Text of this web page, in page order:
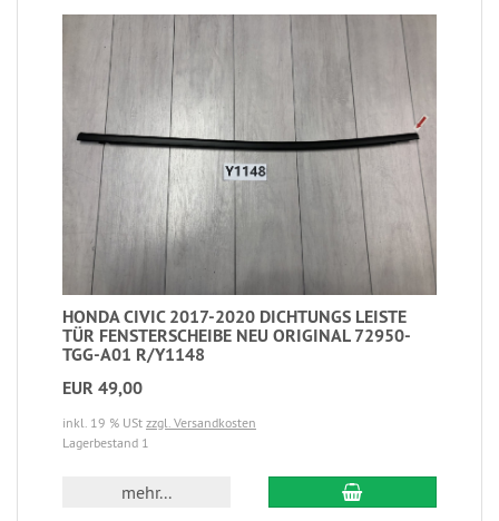
HONDA CIVIC 2017-2020 DICHTUNGS LEISTE
TÜR FENSTERSCHEIBE NEU ORIGINAL 72950-
TGG-A01 R/Y1148
EUR 49,00
inkl. 19 % USt zzgl. Versandkosten
Lagerbestand 1
mehr...